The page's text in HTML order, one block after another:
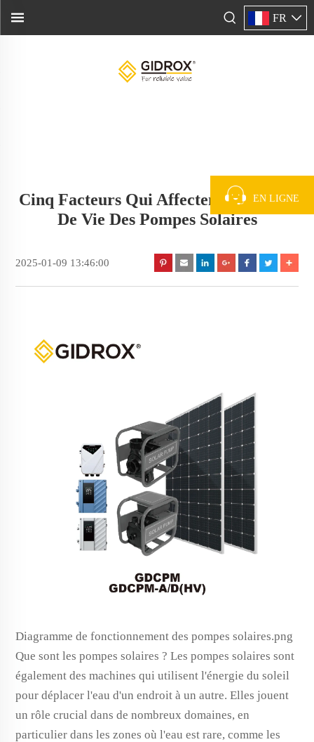
FR
Cinq Facteurs Qui Affectent La Durée
De Vie Des Pompes Solaires
2025-01-09 13:46:00
Diagramme de fonctionnement des pompes solaires.png
Que sont les pompes solaires ? Les pompes solaires sont
également des machines qui utilisent l'énergie du soleil
pour déplacer l'eau d'un endroit à un autre. Elles jouent
un rôle crucial dans de nombreux domaines, en
particulier dans les zones où l'eau est rare, comme les
EN LIGNE